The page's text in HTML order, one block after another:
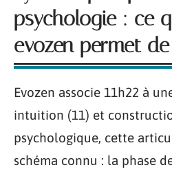
psychologie : ce
evozen permet
Evozen associe 11h22 à
intuition (11) et
psychologique, cette
schéma connu : la phase